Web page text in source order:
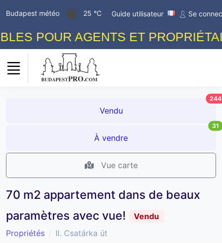
Budapest météo 25 °C Guide utilisateur Se
POUR AGENTS ET
Vendu
244
À vendre
31
Vue carte
70 m2 appartement dans de beaux
paramètres avec vue!
Vendu
Propriétés
II. Csatárka út